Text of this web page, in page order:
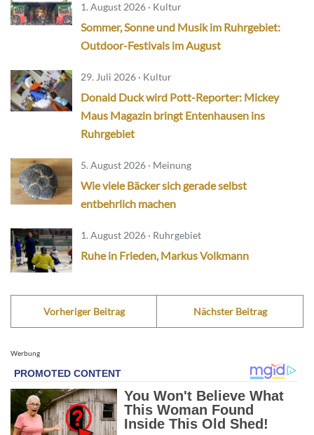
1. August 2026 · Kultur
Sommer, Sonne und Musik im Ruhrgebiet:
Outdoor-Festivals im August
29. Juli 2026 · Kultur
Donald Duck wird Pott-Reporter: Mickey
Maus Magazin bringt Entenhausen ins
Ruhrgebiet
5. August 2026 · Meinung
Wie viele Bäcker sich gerade selbst
entbehrlich machen
1. August 2026 · Ruhrgebiet
Ruhe in Frieden, Markus Volkmann
Vorheriger Beitrag Nächster Beitrag
Werbung